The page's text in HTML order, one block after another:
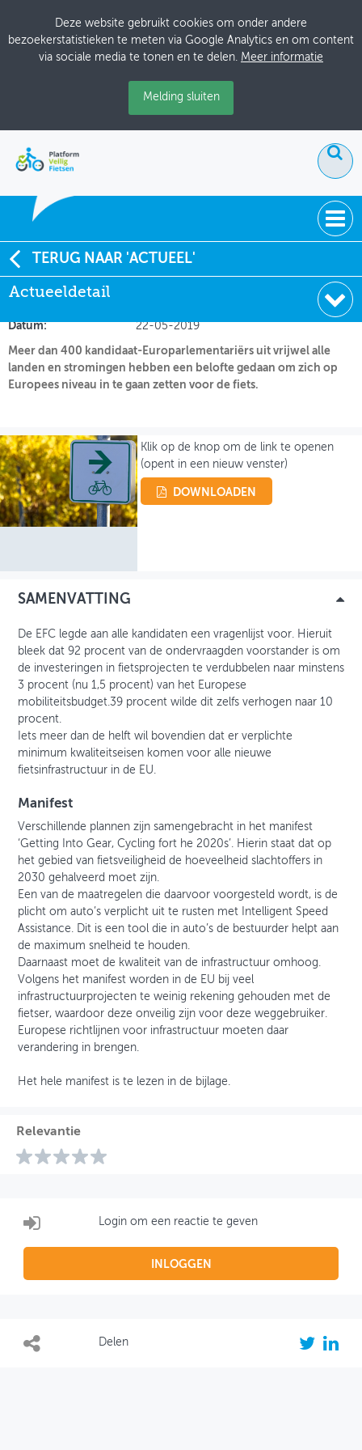
Deze website gebruikt cookies om onder andere
bezoekerstatistieken te meten via Google Analytics en om content
via sociale media te tonen en te delen. Meer informatie
Melding sluiten
ACTUEEL
DOSSIERS
BIJEENKOMSTEN
ONTWERPERSCAFÉ
TERUG NAAR 'ACTUEEL'
Actueeldetail
Veel Europese steun voor fietsbeleid
Datum:
22-05-2019
Meer dan 400 kandidaat-Europarlementariërs uit vrijwel alle
landen en stromingen hebben een belofte gedaan om zich op
Europees niveau in te gaan zetten voor de fiets.
Klik op de knop om de link te openen
(opent in een nieuw venster)
DOWNLOADEN
SAMENVATTING
De EFC legde aan alle kandidaten een vragenlijst voor. Hieruit
bleek dat 92 procent van de ondervraagden voorstander is om
de investeringen in fietsprojecten te verdubbelen naar minstens
3 procent (nu 1,5 procent) van het Europese
mobiliteitsbudget.39 procent wilde dit zelfs verhogen naar 10
procent.
Iets meer dan de helft wil bovendien dat er verplichte
minimum kwaliteitseisen komen voor alle nieuwe
fietsinfrastructuur in de EU.
Manifest
Verschillende plannen zijn samengebracht in het manifest
‘Getting Into Gear, Cycling fort he 2020s’. Hierin staat dat op
het gebied van fietsveiligheid de hoeveelheid slachtoffers in
2030 gehalveerd moet zijn.
Een van de maatregelen die daarvoor voorgesteld wordt, is de
plicht om auto’s verplicht uit te rusten met Intelligent Speed
Assistance. Dit is een tool die in auto’s de bestuurder helpt aan
de maximum snelheid te houden.
Daarnaast moet de kwaliteit van de infrastructuur omhoog.
Volgens het manifest worden in de EU bij veel
infrastructuurprojecten te weinig rekening gehouden met de
fietser, waardoor deze onveilig zijn voor deze weggebruiker.
Europese richtlijnen voor infrastructuur moeten daar
verandering in brengen.
Het hele manifest is te lezen in de bijlage.
Relevantie
Login om een reactie te geven
INLOGGEN
Delen